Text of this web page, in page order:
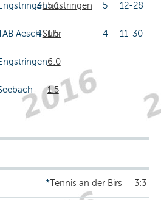
5:1
Aesch 1:5
6:0
1:5
3Engstringen 5 12-28
4Suhr 4 11-30
*Tennis an der Birs 3:3